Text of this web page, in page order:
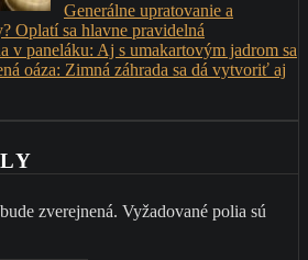
Generálne upratovanie a
Oplatí sa hlavne pravidelná
v paneláku: Aj s umakartovým jadrom sa
oáza: Zimná záhrada sa dá vytvoriť aj
zverejnená. Vyžadované polia sú